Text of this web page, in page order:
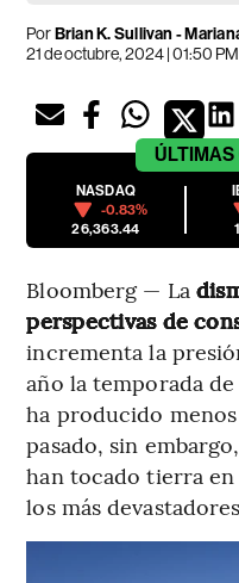
PorBrian K. Sullivan -
21 de octubre, 2024 | 01:50 PM
ÚLTIMAS
NASDAQ
-0.83%
26,363.44
Bloomberg — La
perspectivas de
incrementa la
año la temporada
ha producido
pasado, sin
han tocado tierra en
los más